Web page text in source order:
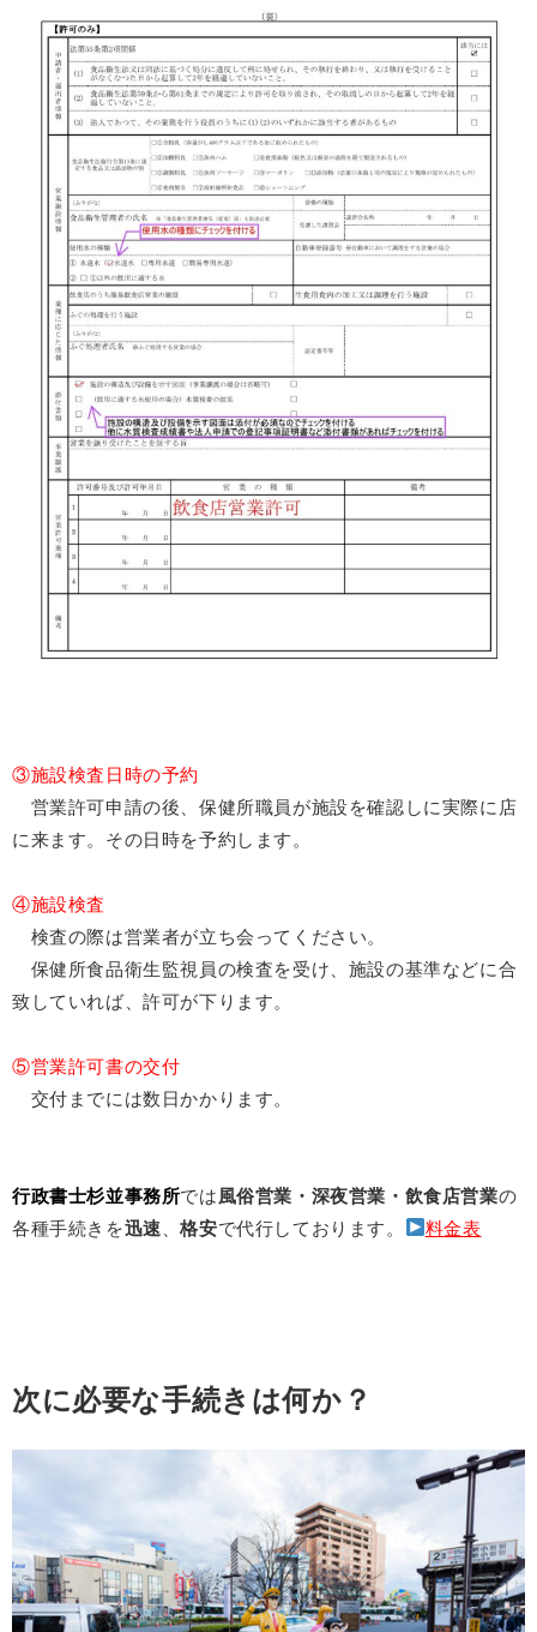
③施設検査日時の予約
営業許可申請の後、保健所職員が施設を確認しに実際に店
に来ます。その日時を予約します。
④施設検査
検査の際は営業者が立ち会ってください。
保健所食品衛生監視員の検査を受け、施設の基準などに合
致していれば、許可が下ります。
⑤営業許可書の交付
交付までには数日かかります。
行政書士杉並事務所では風俗営業・深夜営業・飲食店営業の
各種手続きを迅速 、格安で代行しております。 料金表
次に必要な手続きは何か？